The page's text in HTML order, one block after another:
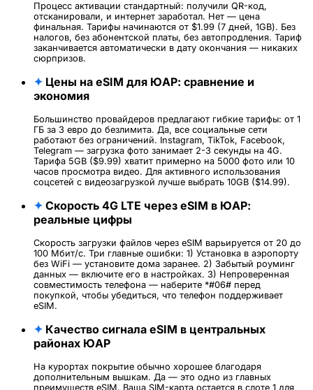
Процесс активации стандартный: получили QR-код,
отсканировали, и интернет заработал. Нет — цена
финальная. Тарифы начинаются от $1.99 (7 дней, 1GB). Без
налогов, без абонентской платы, без автопродления. Тариф
заканчивается автоматически в дату окончания — никаких
сюрпризов.
✦ Цены на eSIM для ЮАР: сравнение и
экономия
Большинство провайдеров предлагают гибкие тарифы: от 1
ГБ за 3 евро до безлимита. Да, все социальные сети
работают без ограничений. Instagram, TikTok, Facebook,
Telegram — загрузка фото занимает 2-3 секунды на 4G.
Тарифа 5GB ($9.99) хватит примерно на 5000 фото или 10
часов просмотра видео. Для активного использования
соцсетей с видеозагрузкой лучше выбрать 10GB ($14.99).
✦ Скорость 4G LTE через eSIM в ЮАР:
реальные цифры
Скорость загрузки файлов через eSIM варьируется от 20 до
100 Мбит/с. Три главные ошибки: 1) Установка в аэропорту
без WiFi — установите дома заранее. 2) Забытый роуминг
данных — включите его в настройках. 3) Непроверенная
совместимость телефона — наберите *#06# перед
покупкой, чтобы убедиться, что телефон поддерживает
eSIM.
✦ Качество сигнала eSIM в центральных
районах ЮАР
На курортах покрытие обычно хорошее благодаря
дополнительным вышкам. Да — это одно из главных
преимуществ eSIM. Ваша SIM-карта остается в слоте 1 для